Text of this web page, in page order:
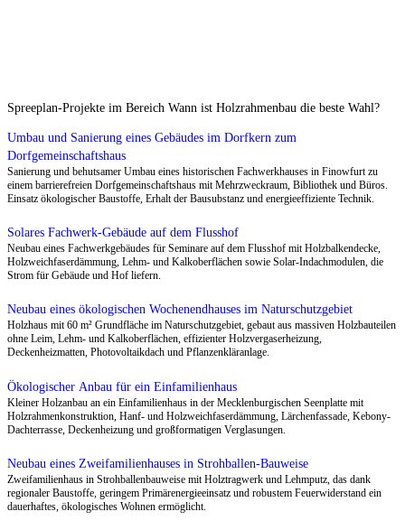
bis zum Massivholz- und Hybridbau – und bilden das Rückgrat
Holzrahmenbau
Holzrahmenbau nutzt leichte, vorgefertigte Elemente mit
hochgedämmte, flexible und diffusionsoffene Wand- und
Holztafelbau
Holztafelbau nutzt vorgefertigte Wand- und Deckentafeln aus der
lesen
Holzskelettbau
Holzskelettbau trennt Tragwerk und Hülle, schafft flexible
und sichtbare Strukturen – ideal für wandlungsfähige,
lesen
Massivholzbau
Massivholzbau nutzt vollflächige Wände und Decken aus Holz mit
kurzer Bauzeit und hervorragender Klimabilanz.
Mehr lesen